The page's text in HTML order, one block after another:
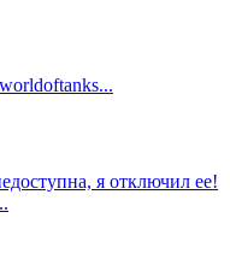
я отключил ее!